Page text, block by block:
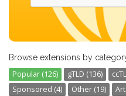
Browse extensions by
Popular (126) gTLD (136)
Sponsored (4)
Other (19)